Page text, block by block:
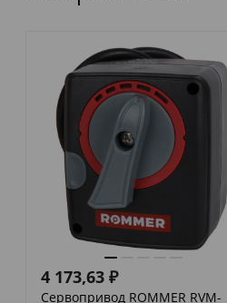
4 173,63 ₽
Сервопривод ROMMER RVM-